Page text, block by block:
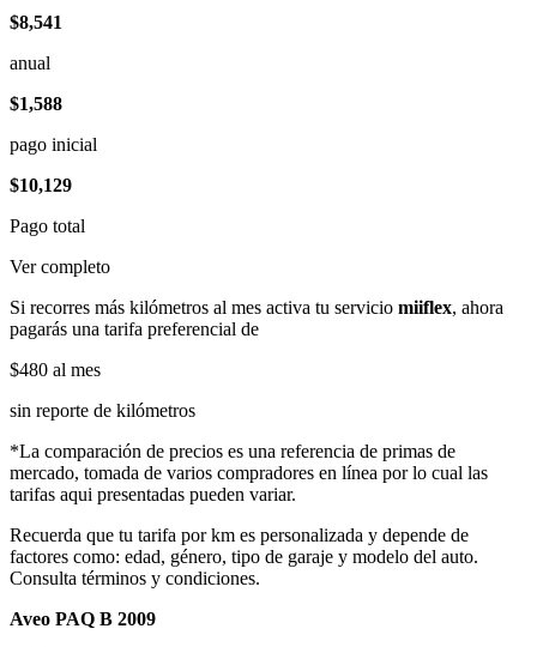
$8,541
anual
$1,588
pago inicial
$10,129
Pago total
Ver completo
Si recorres más kilómetros al mes activa tu servicio miiflex, ahora
pagarás una tarifa preferencial de
$480 al mes
sin reporte de kilómetros
*La comparación de precios es una referencia de primas de
mercado, tomada de varios compradores en línea por lo cual las
tarifas aqui presentadas pueden variar.
Recuerda que tu tarifa por km es personalizada y depende de
factores como: edad, género, tipo de garaje y modelo del auto.
Consulta términos y condiciones.
Aveo PAQ B 2009